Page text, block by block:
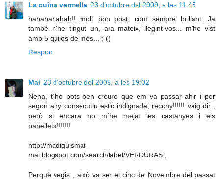
La cuina vermella 23 d’octubre del 2009, a les 11:45
hahahahahah!! molt bon post, com sempre brillant. Ja
també n'he tingut un, ara mateix, llegint-vos... m'he vist
amb 5 quilos de més... ;-((
Respon
Mai 23 d’octubre del 2009, a les 19:02
Nena, t´ho pots ben creure que em va passar ahir i per
segon any consecutiu estic indignada, recony!!!!!! vaig dir ,
però si encara no m´he mejat les castanyes i els
panellets!!!!!!!
http://madiguismai-
mai.blogspot.com/search/label/VERDURAS ,
Perquè vegis , això va ser el cinc de Novembre del passat